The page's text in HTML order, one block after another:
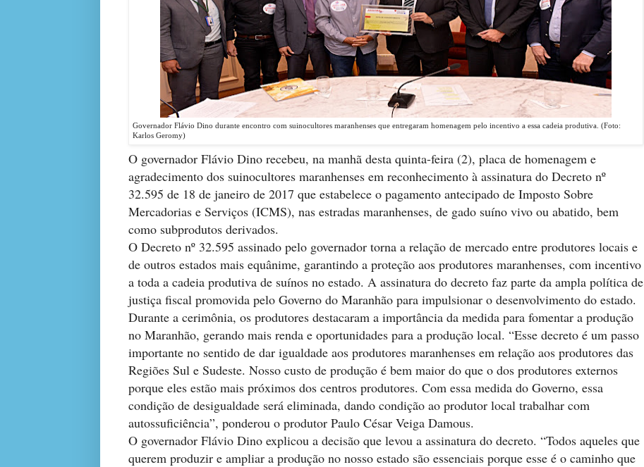
Governador Flávio Dino durante encontro com suinocultores maranhenses que entregaram homenagem pelo incentivo a essa cadeia produtiva. (Foto:
Karlos Geromy)
O governador Flávio Dino recebeu, na manhã desta quinta-feira (2), placa de homenagem e
agradecimento dos suinocultores maranhenses em reconhecimento à assinatura do Decreto nº
32.595 de 18 de janeiro de 2017 que estabelece o pagamento antecipado de Imposto Sobre
Mercadorias e Serviços (ICMS), nas estradas maranhenses, de gado suíno vivo ou abatido, bem
como subprodutos derivados.
O Decreto nº 32.595 assinado pelo governador torna a relação de mercado entre produtores locais e
de outros estados mais equânime, garantindo a proteção aos produtores maranhenses, com incentivo
a toda a cadeia produtiva de suínos no estado. A assinatura do decreto faz parte da ampla política de
justiça fiscal promovida pelo Governo do Maranhão para impulsionar o desenvolvimento do estado.
Durante a cerimônia, os produtores destacaram a importância da medida para fomentar a produção
no Maranhão, gerando mais renda e oportunidades para a produção local. “Esse decreto é um passo
importante no sentido de dar igualdade aos produtores maranhenses em relação aos produtores das
Regiões Sul e Sudeste. Nosso custo de produção é bem maior do que o dos produtores externos
porque eles estão mais próximos dos centros produtores. Com essa medida do Governo, essa
condição de desigualdade será eliminada, dando condição ao produtor local trabalhar com
autossuficiência”, ponderou o produtor Paulo César Veiga Damous.
O governador Flávio Dino explicou a decisão que levou a assinatura do decreto. “Todos aqueles que
querem produzir e ampliar a produção no nosso estado são essenciais porque esse é o caminho que